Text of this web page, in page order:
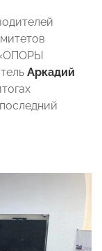
«ОПОРЫ
Аркадий